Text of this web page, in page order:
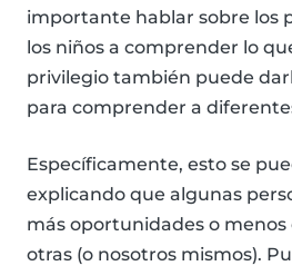
importante hablar sobre los
los niños a comprender lo
privilegio también puede
para comprender a
Específicamente, esto se
explicando que algunas
más oportunidades o
otras (o nosotros mismos).